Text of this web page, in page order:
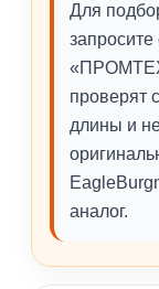
Для
проверят
длины и
аналог.